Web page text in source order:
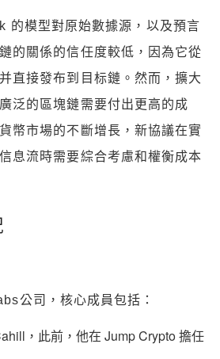
的模型對原始數據源，以及預言
的關係的信任度較低，因為它從
直接發布到目标鏈。然而，擴大
泛的區塊鏈需要付出更高的成
幣市場的不斷增長，新協議在實
息流時需要綜合考慮和權衡成本
公司，核心成員包括：
，此前，他在 Jump Crypto 擔任